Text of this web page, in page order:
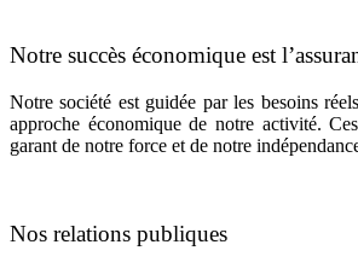
Notre succès économique est
Notre société est guidée par les besoins
approche économique de notre activité.
garant de notre force et de notre
Nos relations publiques